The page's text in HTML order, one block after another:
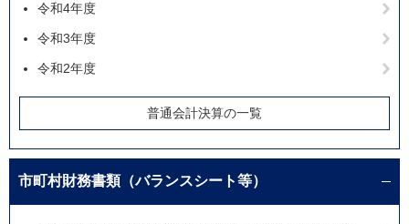
令和4年度
令和3年度
令和2年度
普通会計決算の一覧
市町村財務書類（バランスシート等）